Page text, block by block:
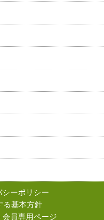
シーポリシー
る基本方針
会員専用ページ